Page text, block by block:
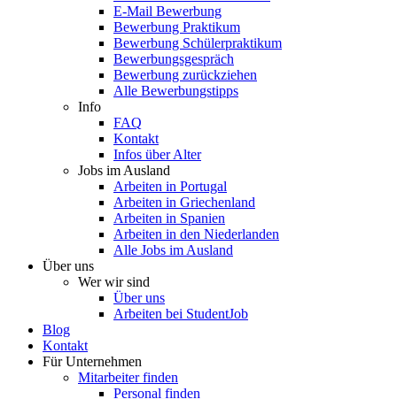
E-Mail Bewerbung
Bewerbung Praktikum
Bewerbung Schülerpraktikum
Bewerbungsgespräch
Bewerbung zurückziehen
Alle Bewerbungstipps
Info
FAQ
Kontakt
Infos über Alter
Jobs im Ausland
Arbeiten in Portugal
Arbeiten in Griechenland
Arbeiten in Spanien
Arbeiten in den Niederlanden
Alle Jobs im Ausland
Über uns
Wer wir sind
Über uns
Arbeiten bei StudentJob
Blog
Kontakt
Für Unternehmen
Mitarbeiter finden
Personal finden